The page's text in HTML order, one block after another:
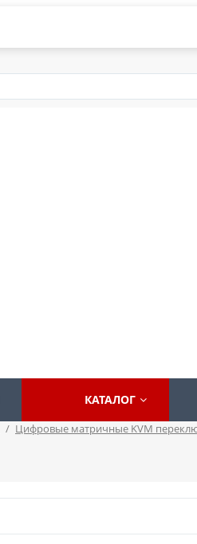
КАТАЛОГ
/ Цифровые матричные KVM